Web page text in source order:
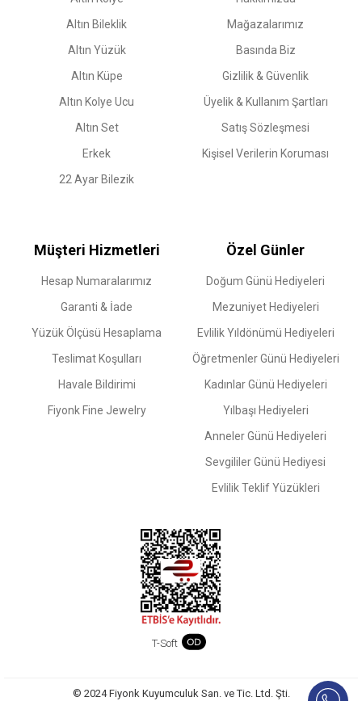
Altın Bileklik
Altın Yüzük
Altın Küpe
Altın Kolye Ucu
Altın Set
Erkek
22 Ayar Bilezik
Mağazalarımız
Basında Biz
Gizlilik & Güvenlik
Üyelik & Kullanım Şartları
Satış Sözleşmesi
Kişisel Verilerin Koruması
Müşteri Hizmetleri
Hesap Numaralarımız
Garanti & İade
Yüzük Ölçüsü Hesaplama
Teslimat Koşulları
Havale Bildirimi
Fiyonk Fine Jewelry
Özel Günler
Doğum Günü Hediyeleri
Mezuniyet Hediyeleri
Evlilik Yıldönümü Hediyeleri
Öğretmenler Günü Hediyeleri
Kadınlar Günü Hediyeleri
Yılbaşı Hediyeleri
Anneler Günü Hediyeleri
Sevgililer Günü Hediyesi
Evlilik Teklif Yüzükleri
T-Soft
© 2024 Fiyonk Kuyumculuk San. ve Tic. Ltd. Şti.